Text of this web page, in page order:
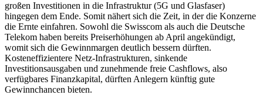
großen Investitionen in die Infrastruktur (5G und Glasfaser)
hingegen dem Ende. Somit nähert sich die Zeit, in der die Konzerne
die Ernte einfahren. Sowohl die Swisscom als auch die Deutsche
Telekom haben bereits Preiserhöhungen ab April angekündigt,
womit sich die Gewinnmargen deutlich bessern dürften.
Kosteneffizientere Netz-Infrastrukturen, sinkende
Investitionsausgaben und zunehmende freie Cashflows, also
verfügbares Finanzkapital, dürften Anlegern künftig gute
Gewinnchancen bieten.